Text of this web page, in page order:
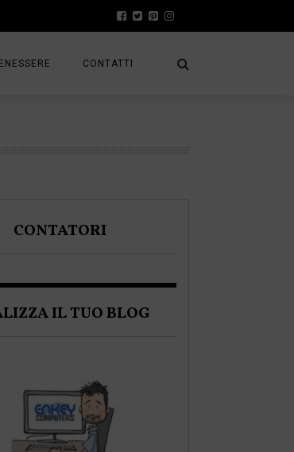
CONTATTI
CONTATORI
IL TUO BLOG